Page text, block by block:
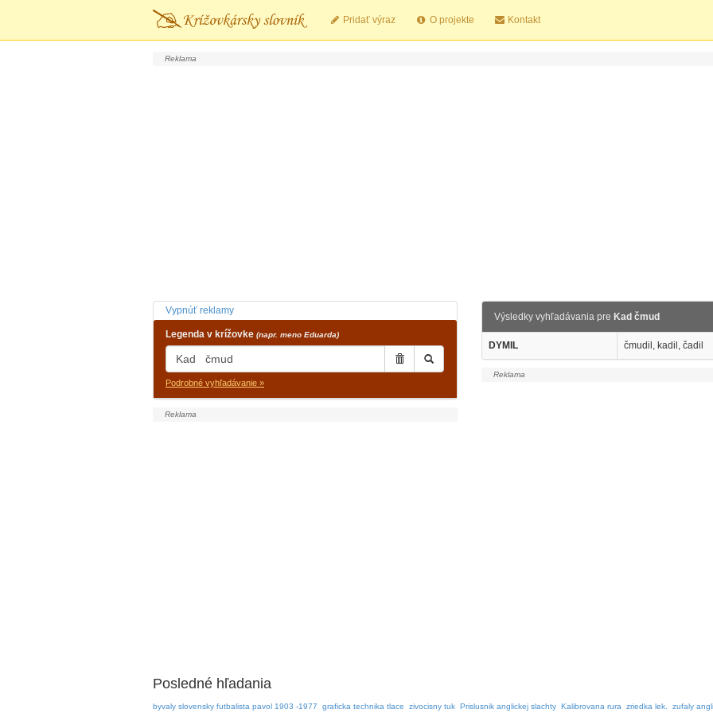
Pridať výraz O projekte Kontakt
Vypnúť reklamy
Legenda v krížovke (napr. meno Eduarda)
Podrobné vyhľadávanie »
Výsledky vyhľadávania pre Kad čmud
DYMIL čmudil, kadil, čadil
Posledné hľadania
byvaly slovensky futbalista pavol 1903 -1977 graficka technika tlace zivocisny tuk Prislusnik anglickej slachty Kalibrovana rura zriedka lek. zufaly